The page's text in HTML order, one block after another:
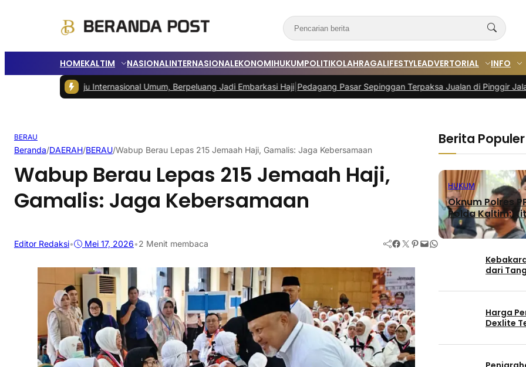
HOMEKALTIM NASIONALINTERNASIONALEKONOMIHUKUMPOLITIKOLAHRAGALIFESTYLEADVERTORIAL INFO
Menuju Internasional Umum, Berpeluang Jadi Embarkasi Haji|Pedagang Pasar Sepinggan Terpaksa Jualan di Pinggir Jalan| Program
BERAU
Beranda/DAERAH/BERAU/Wabup Berau Lepas 215 Jemaah Haji, Gamalis: Jaga Kebersamaan
Wabup Berau Lepas 215 Jemaah Haji,
Gamalis: Jaga Kebersamaan
Editor Redaksi• Mei 17, 2026•2 Menit membaca Facebook Twitter Pinterest Mail WhatsApp
Berita Populer
HUKUM
Oknum Polres
Polda Kaltim:
dari
Harga
Dexlite